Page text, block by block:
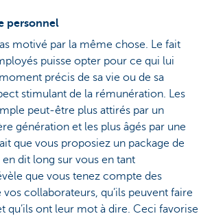
personnel
motivé par la même chose. Le fait
puisse opter pour ce qui lui
précis de sa vie ou de sa
stimulant de la rémunération. Les
peut-être plus attirés par un
génération et les plus âgés par une
que vous proposiez un package de
dit long sur vous en tant
que vous tenez compte des
collaborateurs, qu’ils peuvent faire
qu’ils ont leur mot à dire. Ceci favorise